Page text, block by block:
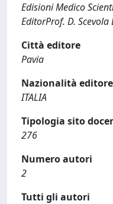
Edisioni Medico
EditorProf. D. Scevola
Città editore
Pavia
Nazionalità editore
ITALIA
Tipologia sito
276
Numero autori
2
Tutti gli autori